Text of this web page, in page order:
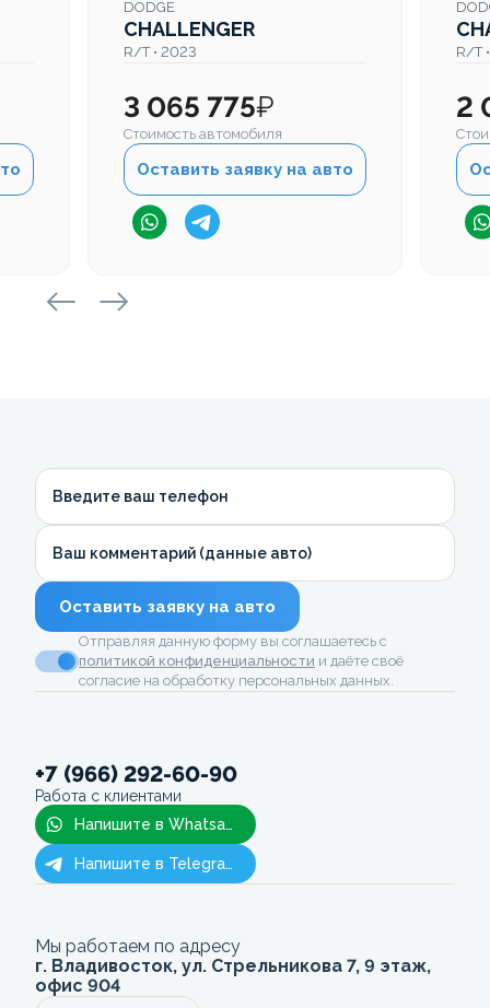
DODGE
CHALLENGER
R/T • 2023
3 065 775₽
Стоимость автомобиля
Оставить заявку на авто
R/T
2
Введите ваш телефон
Ваш комментарий (данные авто)
Оставить заявку на авто
Отправляя данную форму вы соглашаетесь с
политикой конфиденциальности и даёте своё
согласие на обработку персональных данных.
+7 (966) 292-60-90
Работа с клиентами
Напишите в Whatsapp
Напишите в Telegram
Мы работаем по адресу
г. Владивосток, ул. Стрельникова 7, 9 этаж,
офис 904